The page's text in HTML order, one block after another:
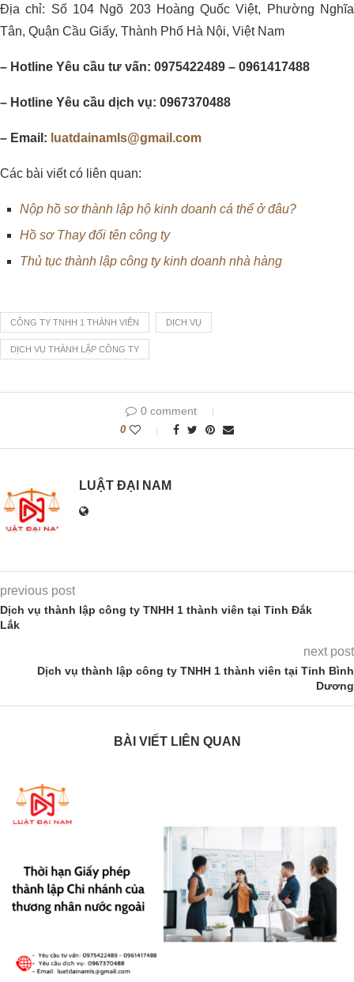
Địa chỉ: Số 104 Ngõ 203 Hoàng Quốc Việt, Phường Nghĩa
Tân, Quận Cầu Giấy, Thành Phố Hà Nội, Việt Nam
– Hotline Yêu cầu tư vấn: 0975422489 – 0961417488
– Hotline Yêu cầu dịch vụ: 0967370488
– Email: luatdainamls@gmail.com
Các bài viết có liên quan:
Nộp hồ sơ thành lập hộ kinh doanh cá thể ở đâu?
Hồ sơ Thay đổi tên công ty
Thủ tục thành lập công ty kinh doanh nhà hàng
CÔNG TY TNHH 1 THÀNH VIÊN DỊCH VỤ
DỊCH VỤ THÀNH LẬP CÔNG TY
0 comment
0
LUẬT ĐẠI NAM
previous post
Dịch vụ thành lập công ty TNHH 1 thành viên tại Tỉnh Đắk
Lắk
next post
Dịch vụ thành lập công ty TNHH 1 thành viên tại Tỉnh Bình
Dương
BÀI VIẾT LIÊN QUAN